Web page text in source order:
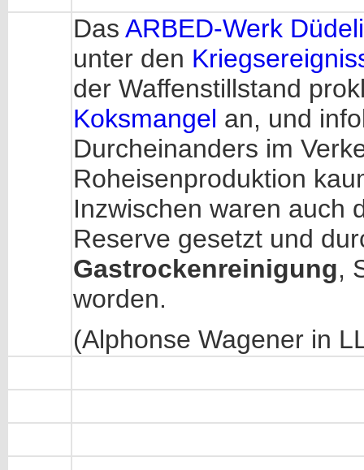
Das ARBED-Werk
unter den
der Waffenstillstand
Koksmangel an, und
Durcheinanders im
Roheisenproduktion
Inzwischen waren auch
Reserve gesetzt und
Gastrockenreinigung,
worden.
(Alphonse Wagener in